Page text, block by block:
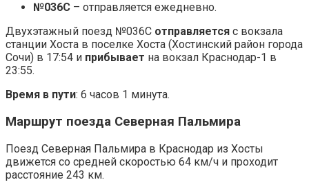
№036С – отправляется ежедневно.
Двухэтажный поезд №036С отправляется с вокзала
станции Хоста в поселке Хоста (Хостинский район города
Сочи) в 17:54 и прибывает на вокзал Краснодар-1 в
23:55.
Время в пути: 6 часов 1 минута.
Маршрут поезда Северная Пальмира
Поезд Северная Пальмира в Краснодар из Хосты
движется со средней скоростью 64 км/ч и проходит
расстояние 243 км.